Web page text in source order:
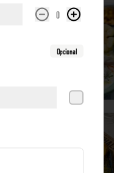
0
Opcional